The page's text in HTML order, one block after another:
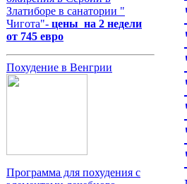
Златиборе в санатории "
Чигота"- цены на 2 недели
от 745 евро
Похудение в Венгрии
Программа для похудения с